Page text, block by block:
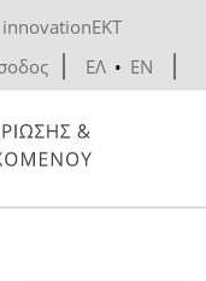
innovationEKT
ΕΛ • EN